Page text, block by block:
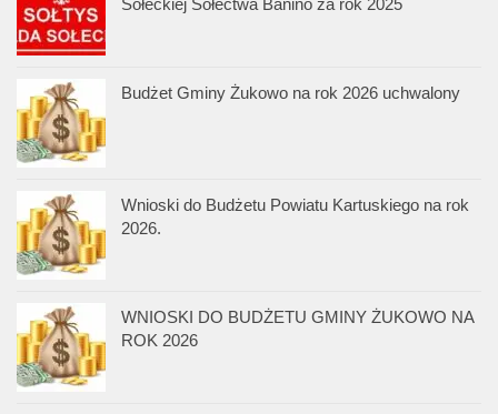
Budżet Gminy Żukowo na rok 2026 uchwalony
Wnioski do Budżetu Powiatu Kartuskiego na rok
2026.
WNIOSKI DO BUDŻETU GMINY ŻUKOWO NA
ROK 2026